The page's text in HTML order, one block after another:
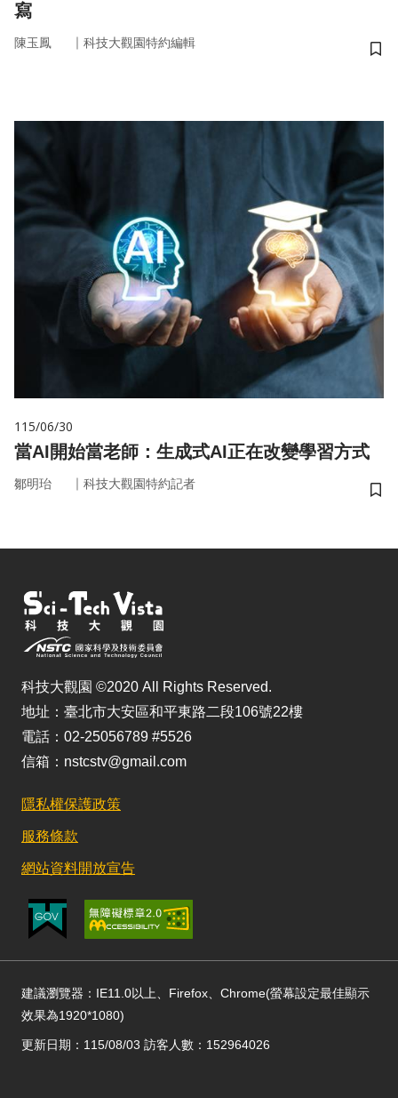
寫
陳玉鳳 ｜ 科技大觀園特約編輯
儲
115/06/30
當AI開始當老師：生成式AI正在改變學習方式
鄒明珆 ｜ 科技大觀園特約記者
儲
科技大觀園 ©2020 All Rights Reserved.
地址：臺北市大安區和平東路二段106號22樓
電話：02-25056789 #5526
信箱：nstcstv@gmail.com
隱私權保護政策
服務條款
網站資料開放宣告
建議瀏覽器：IE11.0以上、Firefox、Chrome(螢幕設定最佳顯示
效果為1920*1080)
更新日期：115/08/03 訪客人數：152964026